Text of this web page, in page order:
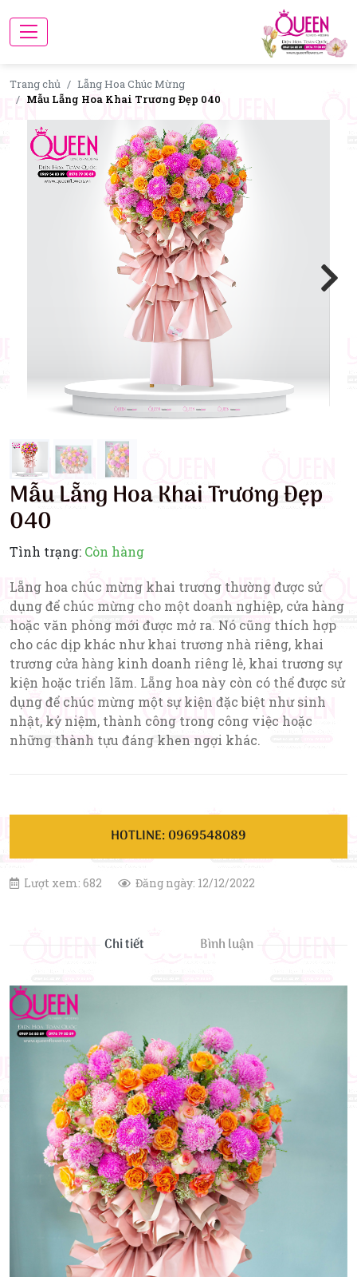
Trang chủ
Lẵng Hoa Chúc Mừng
Mẫu Lẵng Hoa Khai Trương Đẹp 040
Mẫu Lẵng Hoa Khai Trương Đẹp
040
Tình trạng: Còn hàng
Lẵng hoa chúc mừng khai trương thường được sử
dụng để chúc mừng cho một doanh nghiệp, cửa hàng
hoặc văn phòng mới được mở ra. Nó cũng thích hợp
cho các dịp khác như khai trương nhà riêng, khai
trương cửa hàng kinh doanh riêng lẻ, khai trương sự
kiện hoặc triển lãm. Lẵng hoa này còn có thể được sử
dụng để chúc mừng một sự kiện đặc biệt như sinh
nhật, kỷ niệm, thành công trong công việc hoặc
những thành tựu đáng khen ngợi khác.
HOTLINE: 0969548089
Lượt xem: 682 Đăng ngày: 12/12/2022
Chi tiết Bình luận